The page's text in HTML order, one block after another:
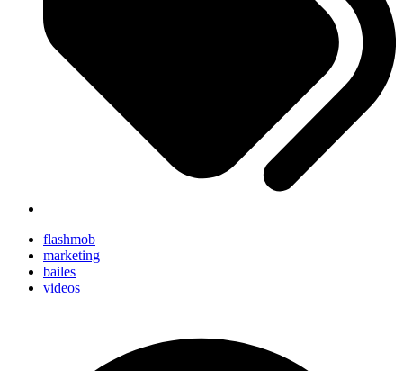
flashmob
marketing
bailes
videos